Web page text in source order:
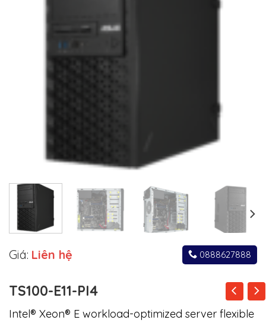
Giá: Liên hệ 0888627888
TS100-E11-PI4
Intel® Xeon® E workload-optimized server flexible